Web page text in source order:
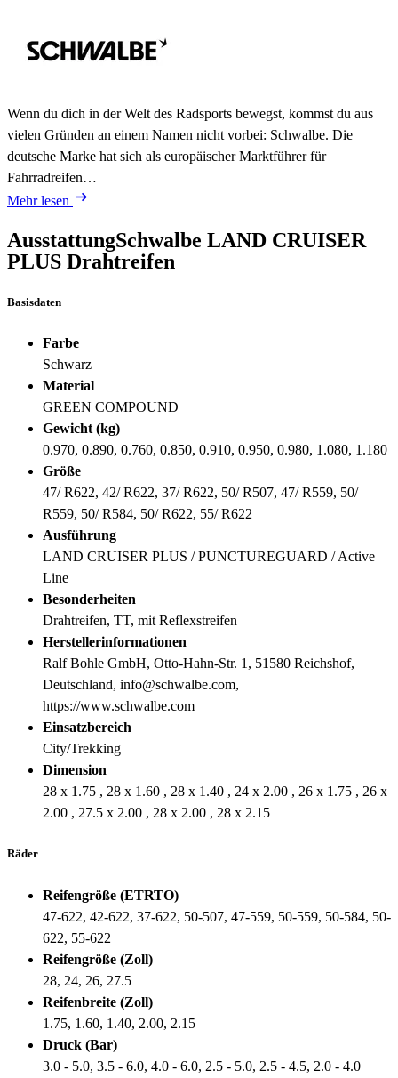
Wenn du dich in der Welt des Radsports bewegst, kommst du aus
vielen Gründen an einem Namen nicht vorbei: Schwalbe. Die
deutsche Marke hat sich als europäischer Marktführer für
Fahrradreifen…
Mehr lesen
AusstattungSchwalbe LAND CRUISER
PLUS Drahtreifen
Basisdaten
Farbe
Schwarz
Material
GREEN COMPOUND
Gewicht (kg)
0.970, 0.890, 0.760, 0.850, 0.910, 0.950, 0.980, 1.080, 1.180
Größe
47/ R622, 42/ R622, 37/ R622, 50/ R507, 47/ R559, 50/
R559, 50/ R584, 50/ R622, 55/ R622
Ausführung
LAND CRUISER PLUS / PUNCTUREGUARD / Active
Line
Besonderheiten
Drahtreifen, TT, mit Reflexstreifen
Herstellerinformationen
Ralf Bohle GmbH, Otto-Hahn-Str. 1, 51580 Reichshof,
Deutschland, info@schwalbe.com,
https://www.schwalbe.com
Einsatzbereich
City/Trekking
Dimension
28 x 1.75 , 28 x 1.60 , 28 x 1.40 , 24 x 2.00 , 26 x 1.75 , 26 x
2.00 , 27.5 x 2.00 , 28 x 2.00 , 28 x 2.15
Räder
Reifengröße (ETRTO)
47-622, 42-622, 37-622, 50-507, 47-559, 50-559, 50-584, 50-
622, 55-622
Reifengröße (Zoll)
28, 24, 26, 27.5
Reifenbreite (Zoll)
1.75, 1.60, 1.40, 2.00, 2.15
Druck (Bar)
3.0 - 5.0, 3.5 - 6.0, 4.0 - 6.0, 2.5 - 5.0, 2.5 - 4.5, 2.0 - 4.0